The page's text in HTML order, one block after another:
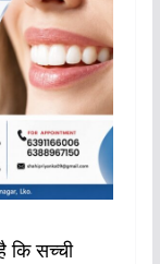
कि सच्ची